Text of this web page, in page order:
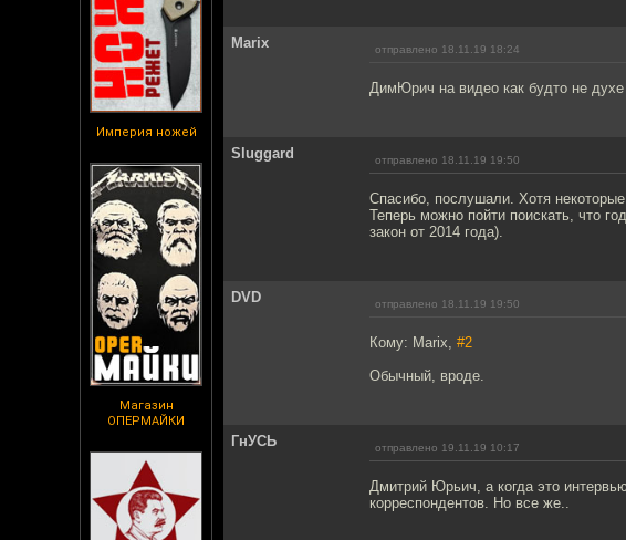
Империя ножей
Магазин
ОПЕРМАЙКИ
Marix отправлено 18.11.19 18:24
ДимЮрич на видео как будто не духе
Sluggard отправлено 18.11.19 19:50
Спасибо, послушали. Хотя
Теперь можно пойти поискать, что
закон от 2014 года).
DVD отправлено 18.11.19 19:50
Кому: Marix, #2
Обычный, вроде.
ГнУСЬ отправлено 19.11.19 10:17
Дмитрий Юрьич, а когда это
корреспондентов. Но все же..